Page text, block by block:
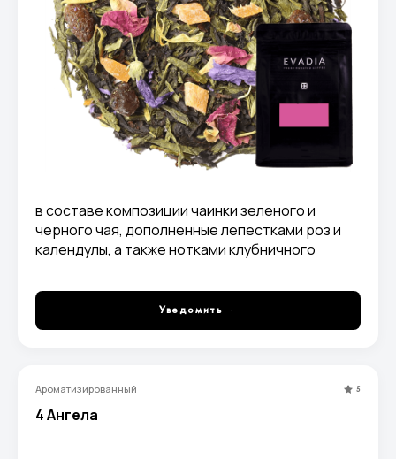
в составе композиции чаинки зеленого и
черного чая, дополненные лепестками роз и
календулы, а также нотками клубничного
наслаждение от процесса раскрытия всех
компонентов, с одновременным
распространением по комнате приятного
Уведомить
Ароматизированный 5
4 Ангела